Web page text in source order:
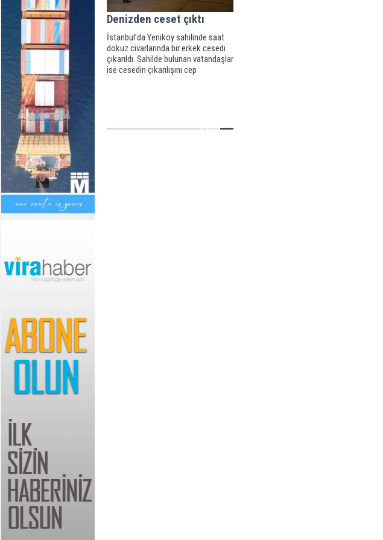
Denizden ceset çıktı
İstanbul’da Yeniköy sahilinde saat
dokuz civarlarında bir erkek cesedi
çıkarıldı. Sahilde bulunan vatandaşlar
ise cesedin çıkarılışını cep